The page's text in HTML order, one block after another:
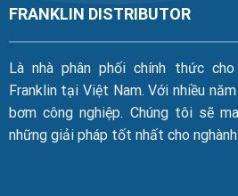
FRANKLIN DISTRIBUTOR
Là nhà phân phối chính thức
Franklin tại Việt Nam. Với nhiều
bơm công nghiệp. Chúng tôi sẽ
những giải pháp tốt nhất cho